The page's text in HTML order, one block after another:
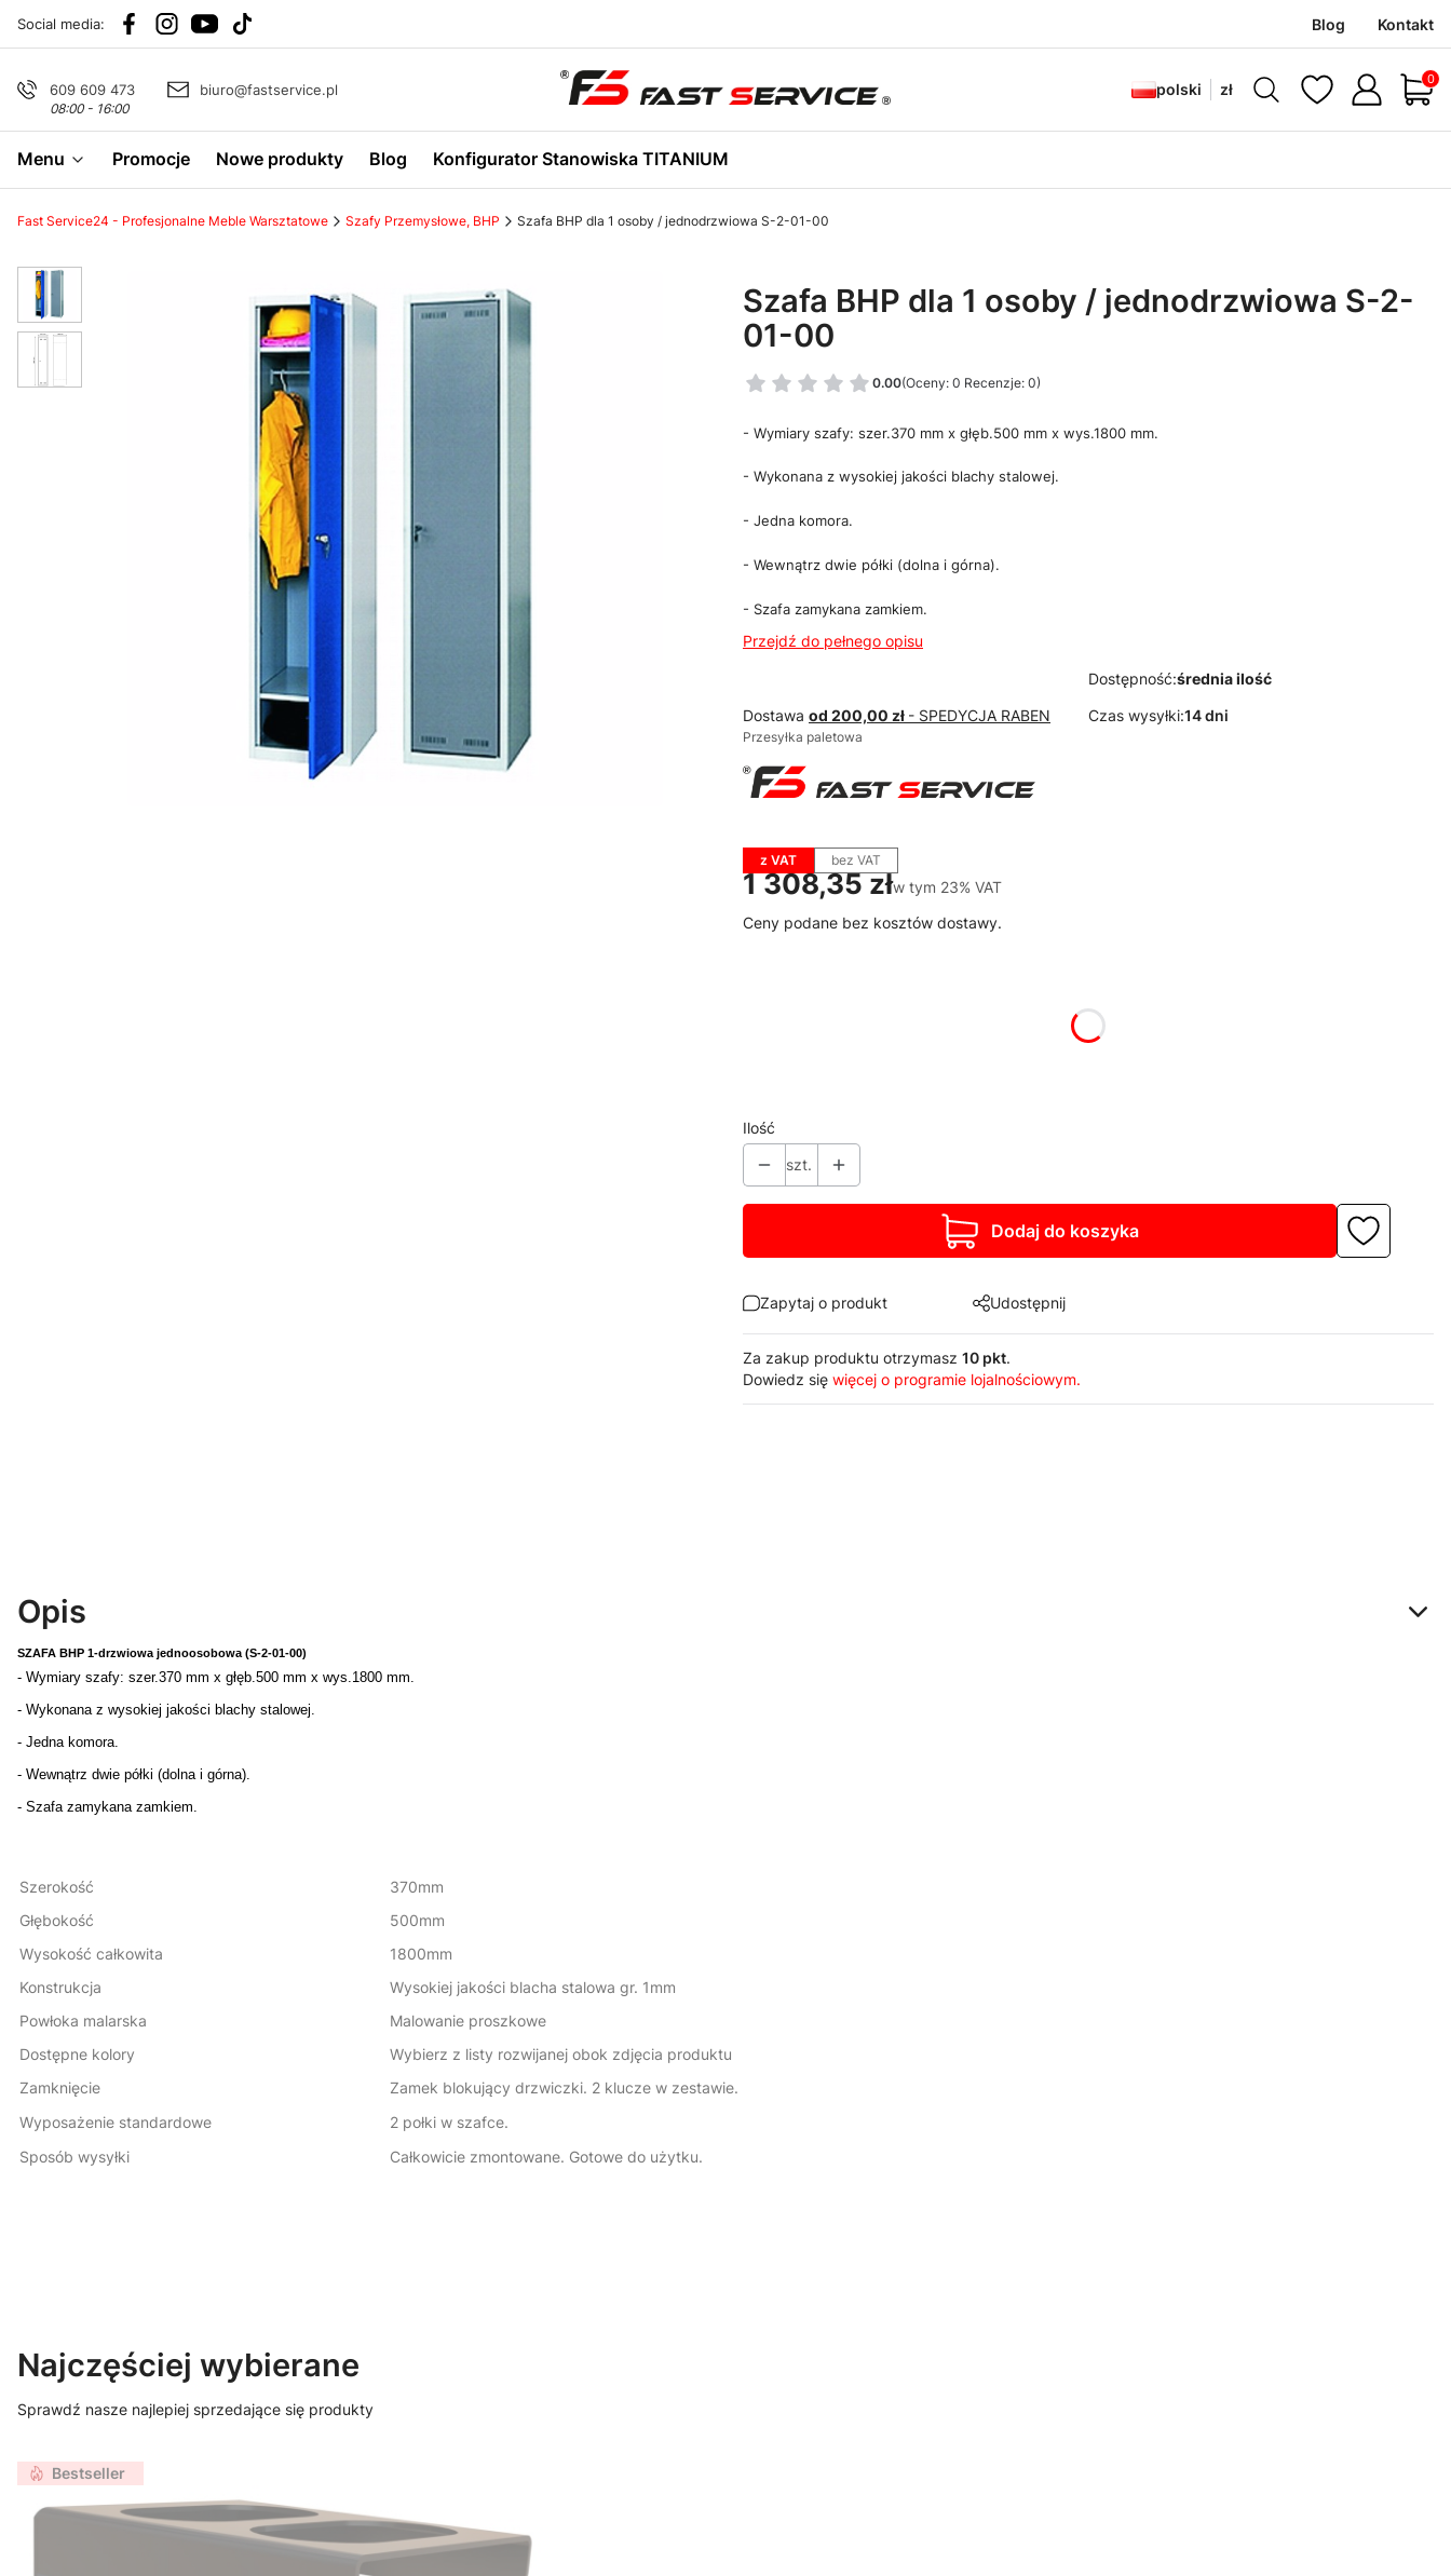
Social media: Blog Kontakt
609 609 473
08:00 - 16:00
biuro@fastservice.pl polski zł
Menu Promocje Nowe produkty Blog Konfigurator Stanowiska TITANIUM
Fast Service24 - Profesjonalne Meble Warsztatowe Szafy Przemysłowe, BHP Szafa BHP dla 1 osoby / jednodrzwiowa S-2-01-00
Szafa BHP dla 1 osoby / jednodrzwiowa S-2-
01-00
0.00(Oceny: 0 Recenzje: 0)
- Wymiary szafy: szer.370 mm x głęb.500 mm x wys.1800 mm.
- Wykonana z wysokiej jakości blachy stalowej.
- Jedna komora.
- Wewnątrz dwie półki (dolna i górna).
- Szafa zamykana zamkiem.
Przejdź do pełnego opisu
Dostępność:średnia ilość
Dostawa od 200,00 zł - SPEDYCJA RABEN
Przesyłka paletowa
Czas wysyłki:14 dni
z VAT bez VAT
Cena
1 308,35 złw tym 23% VAT
w tym 23% VAT
Ceny podane bez kosztów dostawy.
Ilość
szt.
Dodaj do koszyka
Zapytaj o produkt Udostępnij
Za zakup produktu otrzymasz 10 pkt.
Dowiedz się więcej o programie lojalnościowym.
Opis
SZAFA BHP 1-drzwiowa jednoosobowa (S-2-01-00)
- Wymiary szafy: szer.370 mm x głęb.500 mm x wys.1800 mm.
- Wykonana z wysokiej jakości blachy stalowej.
- Jedna komora.
- Wewnątrz dwie półki (dolna i górna).
- Szafa zamykana zamkiem.
Szerokość
370mm
Głębokość
500mm
Wysokość całkowita
1800mm
Konstrukcja
Wysokiej jakości blacha stalowa gr. 1mm
Powłoka malarska
Malowanie proszkowe
Dostępne kolory
Wybierz z listy rozwijanej obok zdjęcia produktu
Zamknięcie
Zamek blokujący drzwiczki. 2 klucze w zestawie.
Wyposażenie standardowe
2 połki w szafce.
Sposób wysyłki
Całkowicie zmontowane. Gotowe do użytku.
Najczęściej wybierane
Sprawdź nasze najlepiej sprzedające się produkty
Bestseller